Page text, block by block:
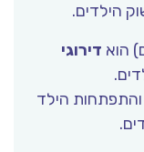
הילדים.
הוא דירוגי
והתפתחות הילד